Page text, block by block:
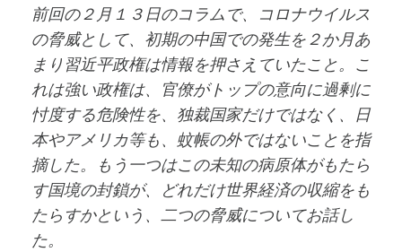
前回の２月１３日のコラムで、コロナウイルス
の脅威として、初期の中国での発生を２か月あ
まり習近平政権は情報を押さえていたこと。こ
れは強い政権は、官僚がトップの意向に過剰に
忖度する危険性を、独裁国家だけではなく、日
本やアメリカ等も、蚊帳の外ではないことを指
摘した。もう一つはこの未知の病原体がもたら
す国境の封鎖が、どれだけ世界経済の収縮をも
たらすかという、二つの脅威についてお話し
た。